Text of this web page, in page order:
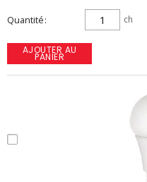
Quantité ch
AJOUTER AU
PANIER